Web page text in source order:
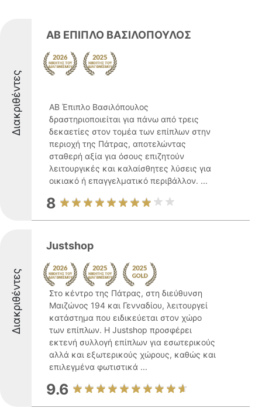
Διακριθέντες
ΑΒ ΕΠΙΠΛΟ ΒΑΣΙΛΟΠΟΥΛΟΣ
ΑΒ Έπιπλο Βασιλόπουλος
δραστηριοποιείται για πάνω από τρεις
δεκαετίες στον τομέα των επίπλων στην
περιοχή της Πάτρας, αποτελώντας
σταθερή αξία για όσους επιζητούν
λειτουργικές και καλαίσθητες λύσεις για
οικιακό ή επαγγελματικό περιβάλλον. ...
8
Διακριθέντες
Justshop
Στο κέντρο της Πάτρας, στη διεύθυνση
Μαιζώνος 194 και Γενναδίου, λειτουργεί
κατάστημα που ειδικεύεται στον χώρο
των επίπλων. Η Justshop προσφέρει
εκτενή συλλογή επίπλων για εσωτερικούς
αλλά και εξωτερικούς χώρους, καθώς και
επιλεγμένα φωτιστικά ...
9.6